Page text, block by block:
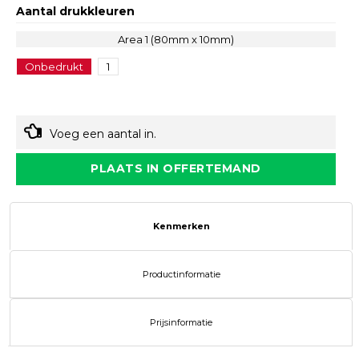
Aantal drukkleuren
Area 1 (80mm x 10mm)
Onbedrukt 1
Voeg een aantal in.
PLAATS IN OFFERTEMAND
Kenmerken
Productinformatie
Prijsinformatie